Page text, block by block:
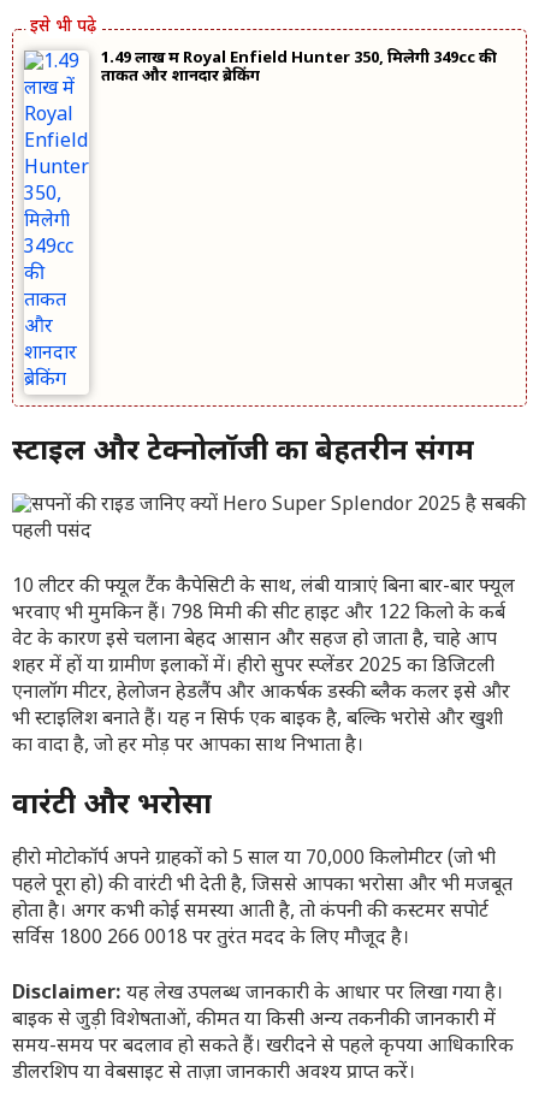
1.49 लाख में Royal Enfield Hunter 350, मिलेगी 349cc की
ताकत और शानदार ब्रेकिंग
स्टाइल और टेक्नोलॉजी का बेहतरीन संगम
10 लीटर की फ्यूल टैंक कैपेसिटी के साथ, लंबी यात्राएं बिना बार-बार फ्यूल
भरवाए भी मुमकिन हैं। 798 मिमी की सीट हाइट और 122 किलो के कर्ब
वेट के कारण इसे चलाना बेहद आसान और सहज हो जाता है, चाहे आप
शहर में हों या ग्रामीण इलाकों में। हीरो सुपर स्प्लेंडर 2025 का डिजिटली
एनालॉग मीटर, हेलोजन हेडलैंप और आकर्षक डस्की ब्लैक कलर इसे और
भी स्टाइलिश बनाते हैं। यह न सिर्फ एक बाइक है, बल्कि भरोसे और खुशी
का वादा है, जो हर मोड़ पर आपका साथ निभाता है।
वारंटी और भरोसा
हीरो मोटोकॉर्प अपने ग्राहकों को 5 साल या 70,000 किलोमीटर (जो भी
पहले पूरा हो) की वारंटी भी देती है, जिससे आपका भरोसा और भी मजबूत
होता है। अगर कभी कोई समस्या आती है, तो कंपनी की कस्टमर सपोर्ट
सर्विस 1800 266 0018 पर तुरंत मदद के लिए मौजूद है।
Disclaimer: यह लेख उपलब्ध जानकारी के आधार पर लिखा गया है।
बाइक से जुड़ी विशेषताओं, कीमत या किसी अन्य तकनीकी जानकारी में
समय-समय पर बदलाव हो सकते हैं। खरीदने से पहले कृपया आधिकारिक
डीलरशिप या वेबसाइट से ताज़ा जानकारी अवश्य प्राप्त करें।